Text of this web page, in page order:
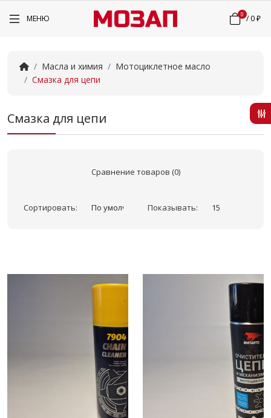
МЕНЮ 0 /0 ₽
Масла и химия
Мотоциклетное масло
Смазка для цепи
Смазка для цепи
Сравнение товаров (0)
Сортировать: Показывать: